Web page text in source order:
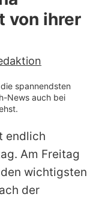
von ihrer
spannendsten
News auch bei
endlich
Am Freitag
wichtigsten
der